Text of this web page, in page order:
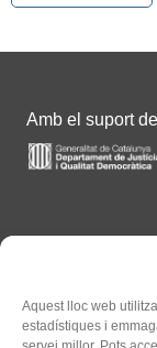
Aquest lloc web
estadístiques i
Amb el suport